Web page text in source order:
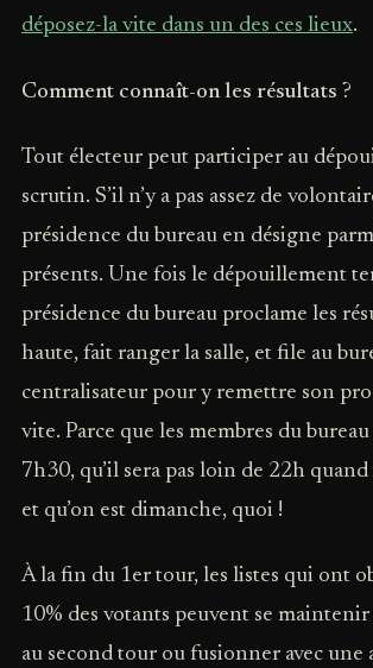
déposez-la vite dans un des ces lieux.
Comment connaît-on les résultats ?
Tout électeur peut participer au
scrutin. S’il n’y a pas assez de
présidence du bureau en désigne
présents. Une fois le dépouillement
présidence du bureau proclame les
haute, fait ranger la salle, et file au
centralisateur pour y remettre son
vite. Parce que les membres du
7h30, qu’il sera pas loin de 22h
et qu’on est dimanche, quoi !
À la fin du 1er tour, les listes qui ont
10% des votants peuvent se
au second tour ou fusionner avec une